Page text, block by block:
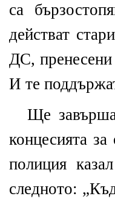
са
действат
ДС, пренесени
И те
Ще
концесията
полиция
следното: